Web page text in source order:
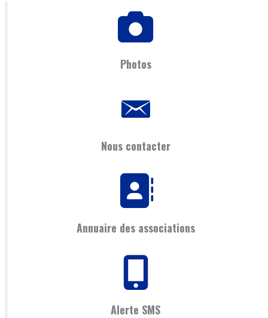
Photos
Nous contacter
Annuaire des associations
Alerte SMS